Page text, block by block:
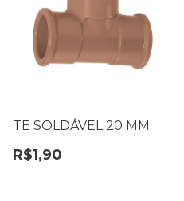
TE SOLDÁVEL 20 MM
R$1,90